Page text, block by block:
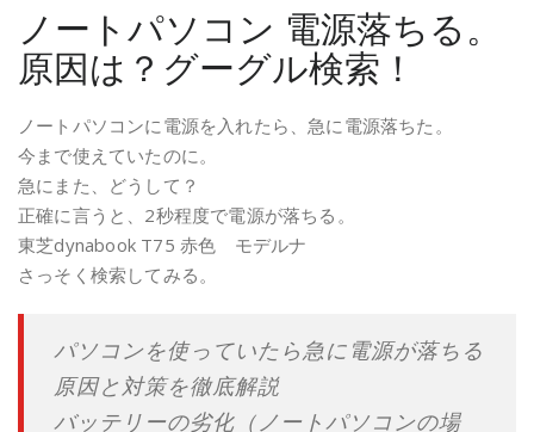
ノートパソコン 電源落ちる。
原因は？グーグル検索！
ノートパソコンに電源を入れたら、急に電源落ちた。
今まで使えていたのに。
急にまた、どうして？
正確に言うと、2秒程度で電源が落ちる。
東芝dynabook T75 赤色 モデルナ
さっそく検索してみる。
パソコンを使っていたら急に電源が落ちる
原因と対策を徹底解説
バッテリーの劣化（ノートパソコンの場